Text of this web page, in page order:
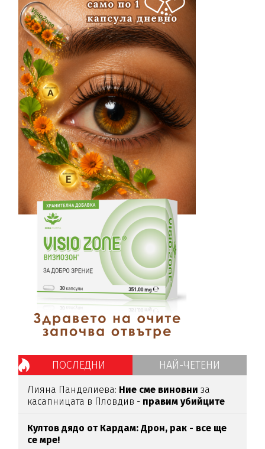
ПОСЛЕДНИ НАЙ-ЧЕТЕНИ
Лияна Панделиева: Ние сме виновниза
касапницата в Пловдив - правим убийците
Култов дядо от Кардам: Дрон, рак - все ще
се мре!